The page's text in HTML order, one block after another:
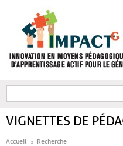
FORMULAIRE DE
VIGNETTES DE
Accueil Recherche